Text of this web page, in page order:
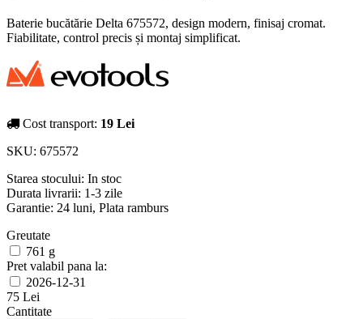
Baterie bucătărie Delta 675572, design modern, finisaj cromat.
Fiabilitate, control precis și montaj simplificat.
Cost transport: 19 Lei
SKU: 675572
Starea stocului: In stoc
Durata livrarii: 1-3 zile
Garantie: 24 luni, Plata ramburs
Greutate
761 g
Pret valabil pana la:
2026-12-31
75 Lei
Cantitate